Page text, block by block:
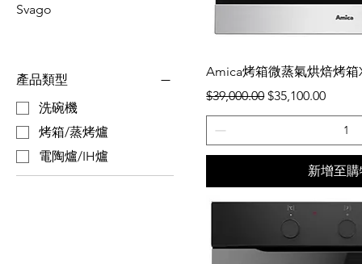
Svago
產品類型
洗碗機
烤箱/蒸烤爐
電陶爐/IH爐
快速瀏
Amica烤箱微蒸氣烘焙烤箱
一般價格
$39,000.00 促銷價格
$35,100.00
新增至